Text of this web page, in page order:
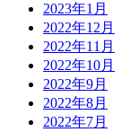
2023年1月
2022年12月
2022年11月
2022年10月
2022年9月
2022年8月
2022年7月